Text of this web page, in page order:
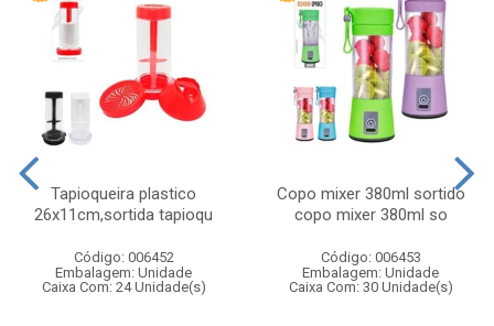
Tapioqueira plastico
26x11cm,sortida tapioqu
Código: 006452
Embalagem: Unidade
Caixa Com: 24 Unidade(s)
Copo mixer 380ml sortido
copo mixer 380ml so
Código: 006453
Embalagem: Unidade
Caixa Com: 30 Unidade(s)